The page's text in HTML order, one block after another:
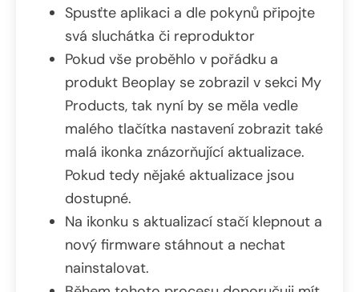
Spusťte aplikaci a dle pokynů připojte
svá sluchátka či reproduktor
Pokud vše proběhlo v pořádku a
produkt Beoplay se zobrazil v sekci My
Products, tak nyní by se měla vedle
malého tlačítka nastavení zobrazit také
malá ikonka znázorňující aktualizace.
Pokud tedy nějaké aktualizace jsou
dostupné.
Na ikonku s aktualizací stačí klepnout a
nový firmware stáhnout a nechat
nainstalovat.